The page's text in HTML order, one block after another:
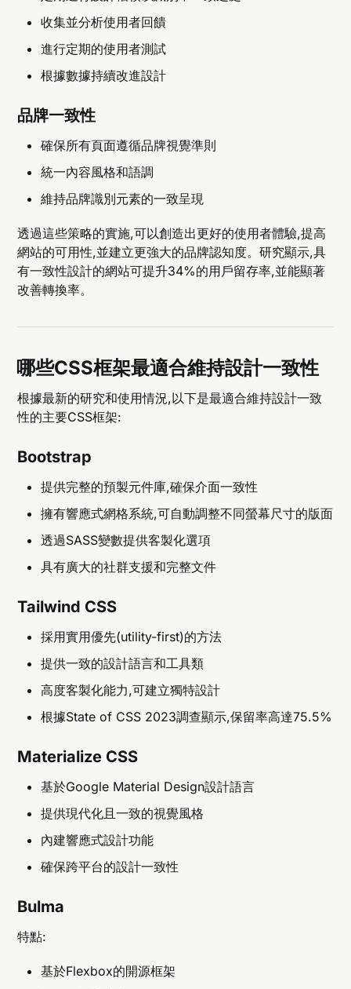
收集並分析使用者回饋
進行定期的使用者測試
根據數據持續改進設計
品牌一致性
確保所有頁面遵循品牌視覺準則
統一內容風格和語調
維持品牌識別元素的一致呈現
透過這些策略的實施,可以創造出更好的使用者體驗,提高
網站的可用性,並建立更強大的品牌認知度。研究顯示,具
有一致性設計的網站可提升34%的用戶留存率,並能顯著
改善轉換率。
哪些CSS框架最適合維持設計一致性
根據最新的研究和使用情況,以下是最適合維持設計一致
性的主要CSS框架:
Bootstrap
提供完整的預製元件庫,確保介面一致性
擁有響應式網格系統,可自動調整不同螢幕尺寸的版面
透過SASS變數提供客製化選項
具有廣大的社群支援和完整文件
Tailwind CSS
採用實用優先(utility-first)的方法
提供一致的設計語言和工具類
高度客製化能力,可建立獨特設計
根據State of CSS 2023調查顯示,保留率高達75.5%
Materialize CSS
基於Google Material Design設計語言
提供現代化且一致的視覺風格
內建響應式設計功能
確保跨平台的設計一致性
Bulma
特點:
基於Flexbox的開源框架